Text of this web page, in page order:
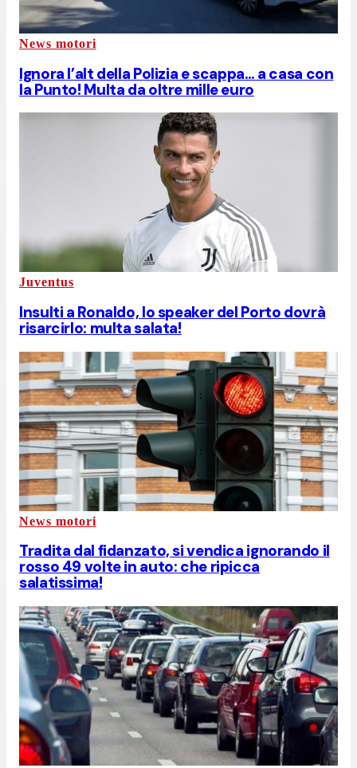
News motori
Ignora l’alt della Polizia e scappa… a casa con
la Punto! Multa da oltre mille euro
Juventus
Insulti a Ronaldo, lo speaker del Porto dovrà
risarcirlo: multa salata!
News motori
Tradita dal fidanzato, si vendica ignorando il
rosso 49 volte in auto: che ripicca
salatissima!